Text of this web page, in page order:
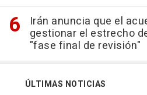
Irán anuncia que el
gestionar el estrecho
"fase final de revisión"
ÚLTIMAS NOTICIAS